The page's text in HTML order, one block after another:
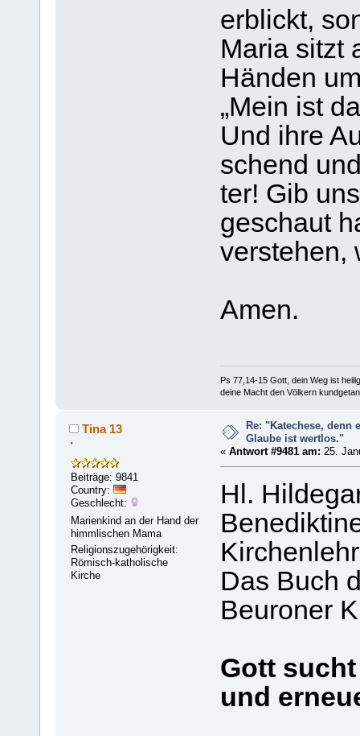
erblickt,
Maria sitzt
Hän­den
„Mein ist
Und ihre
schend
ter! Gib
geschaut
ver­ste­hen,
Amen.
Ps 77,14-15 Gott, dein Weg ist
deine Macht den Völkern
Tina 13
'
Beiträge: 9841
Country:
Geschlecht:
Marienkind an der Hand der
himmlischen Mama
Religionszugehörigkeit:
Römisch-katholische
Kirche
Re: "Katechese, denn
Glaube ist wertlos."
« Antwort #9481 am: 25.
Hl.
Das Buch
Beuroner
Gott
und